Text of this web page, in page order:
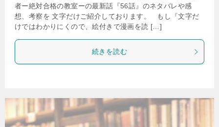
者ー絶対合格の教室ーの最新話『56話』のネタバレや感
想、考察を 文字だけご紹介しております。 もし『文字だ
けではわかりにくので、絵付きで漫画を読 […]
続きを読む